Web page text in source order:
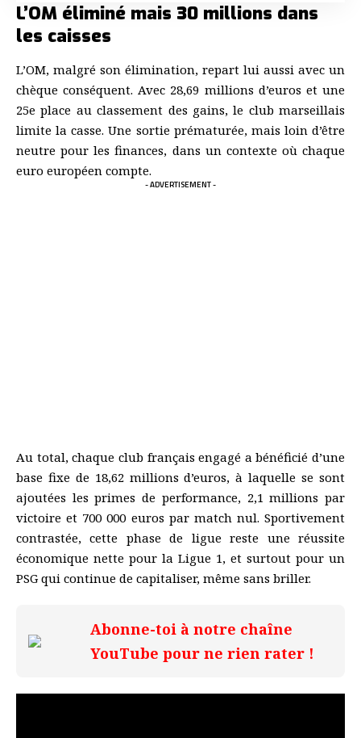
L’OM éliminé mais 30 millions dans
les caisses
L’OM, malgré son élimination, repart lui aussi avec un
chèque conséquent. Avec 28,69 millions d’euros et une
25e place au classement des gains, le club marseillais
limite la casse. Une sortie prématurée, mais loin d’être
neutre pour les finances, dans un contexte où chaque
euro européen compte.
- ADVERTISEMENT -
Au total, chaque club français engagé a bénéficié d’une
base fixe de 18,62 millions d’euros, à laquelle se sont
ajoutées les primes de performance, 2,1 millions par
victoire et 700 000 euros par match nul. Sportivement
contrastée, cette phase de ligue reste une réussite
économique nette pour la Ligue 1, et surtout pour un
PSG qui continue de capitaliser, même sans briller.
Abonne-toi à notre chaîne
YouTube pour ne rien rater !